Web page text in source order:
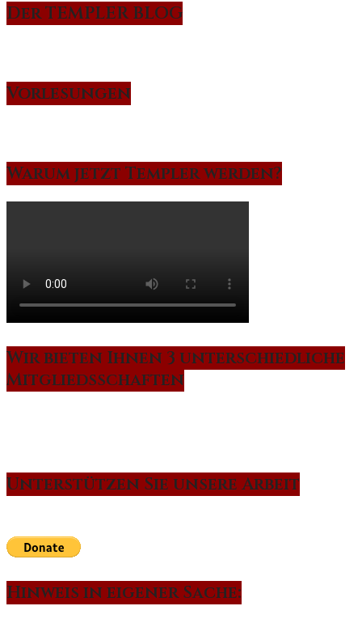
Der TEMPLER BLOG
Vorlesungen
Warum jetzt Templer werden?
Wir bieten Ihnen 3 unterschiedliche
Mitgliedsschaften
Unterstützen Sie unsere Arbeit
Hinweis in eigener Sache: